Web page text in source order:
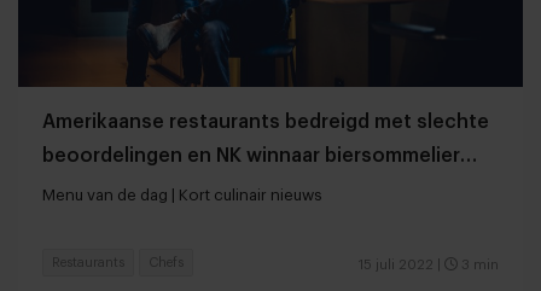
Amerikaanse restaurants bedreigd met slechte
beoordelingen en NK winnaar biersommelier
bekend
Menu van de dag | Kort culinair nieuws
15 juli 2022 3 min
Restaurants Chefs